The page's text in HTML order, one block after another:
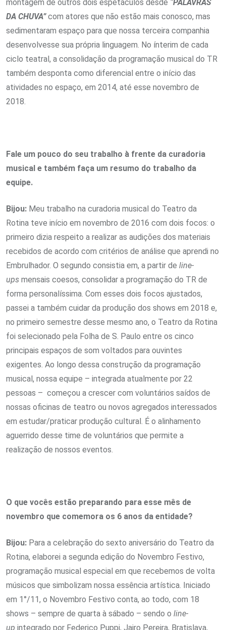
montagem de outros dois espetáculos desde “PALAVRAS
DA CHUVA”com atores que não estão mais conosco, mas
sedimentaram espaço para que nossa terceira companhia
desenvolvesse sua própria linguagem. No ínterim de cada
ciclo teatral, a consolidação da programação musical do TR
também desponta como diferencial entre o início das
atividades no espaço, em 2014, até esse novembro de
2018.
Fale um pouco do seu trabalho à frente da curadoria
musical e também faça um resumo do trabalho da
equipe.
Bijou: Meu trabalho na curadoria musical do Teatro da
Rotina teve início em novembro de 2016 com dois focos: o
primeiro dizia respeito a realizar as audições dos materiais
recebidos de acordo com critérios de análise que aprendi no
Embrulhador. O segundo consistia em, a partir de line-
ups mensais coesos, consolidar a programação do TR de
forma personalíssima. Com esses dois focos ajustados,
passei a também cuidar da produção dos shows em 2018 e,
no primeiro semestre desse mesmo ano, o Teatro da Rotina
foi selecionado pela Folha de S. Paulo entre os cinco
principais espaços de som voltados para ouvintes
exigentes. Ao longo dessa construção da programação
musical, nossa equipe – integrada atualmente por 22
pessoas – começou a crescer com voluntários saídos de
nossas oficinas de teatro ou novos agregados interessados
em estudar/praticar produção cultural. É o alinhamento
aguerrido desse time de voluntários que permite a
realização de nossos eventos.
O que vocês estão preparando para esse mês de
novembro que comemora os 6 anos da entidade?
Bijou: Para a celebração do sexto aniversário do Teatro da
Rotina, elaborei a segunda edição do Novembro Festivo,
programação musical especial em que recebemos de volta
músicos que simbolizam nossa essência artística. Iniciado
em 1°/11, o Novembro Festivo conta, ao todo, com 18
shows – sempre de quarta à sábado – sendo o line-
up integrado por Federico Puppi, Jairo Pereira, Bratislava,